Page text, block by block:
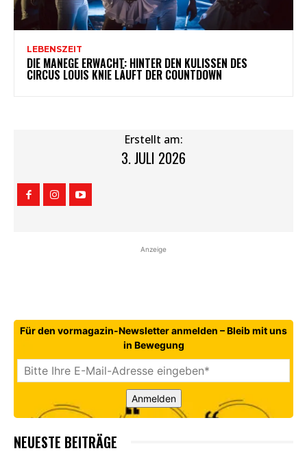
LEBENSZEIT
DIE MANEGE ERWACHT: HINTER DEN KULISSEN DES
CIRCUS LOUIS KNIE LÄUFT DER COUNTDOWN
Erstellt am:
3. JULI 2026
Anzeige
Für den vormagazin-Newsletter anmelden – Bleib mit uns
in Bewegung
Anmelden
NEUESTE BEITRÄGE